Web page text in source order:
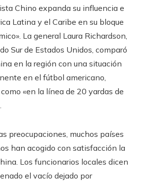
Chino expanda su influencia e
Latina y el Caribe en su bloque
La general Laura Richardson,
Sur de Estados Unidos, comparó
en la región con una situación
en el fútbol americano,
«en la línea de 20 yardas de
preocupaciones, muchos países
han acogido con satisfacción la
Los funcionarios locales dicen
el vacío dejado por